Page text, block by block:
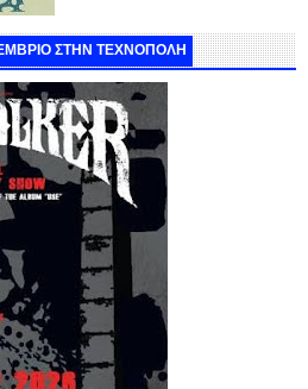
ΣΤΗΝ ΤΕΧΝΟΠΟΛΗ